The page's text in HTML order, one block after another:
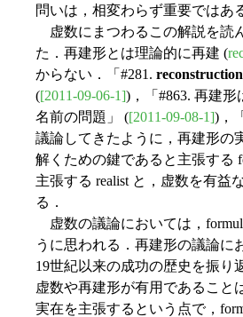
問いは，相変わらず重要ではあ
虚数にまつわるこの解説を読
た．再建形とは理論的に再建 (
からない．「#281. reconstruction
([2011-09-06-1])，「#863. 再建
名前の問題」 ([2011-09-08-1])，
議論してきたように，再建形の
解くための鍵であると主張する
主張する realist と，虚数を有益
る．
虚数の議論においては，
うに思われる．再建形の議論
19世紀以来の成功の歴史を振り
虚数や再建形が有用であること
実在を主張するという点で，